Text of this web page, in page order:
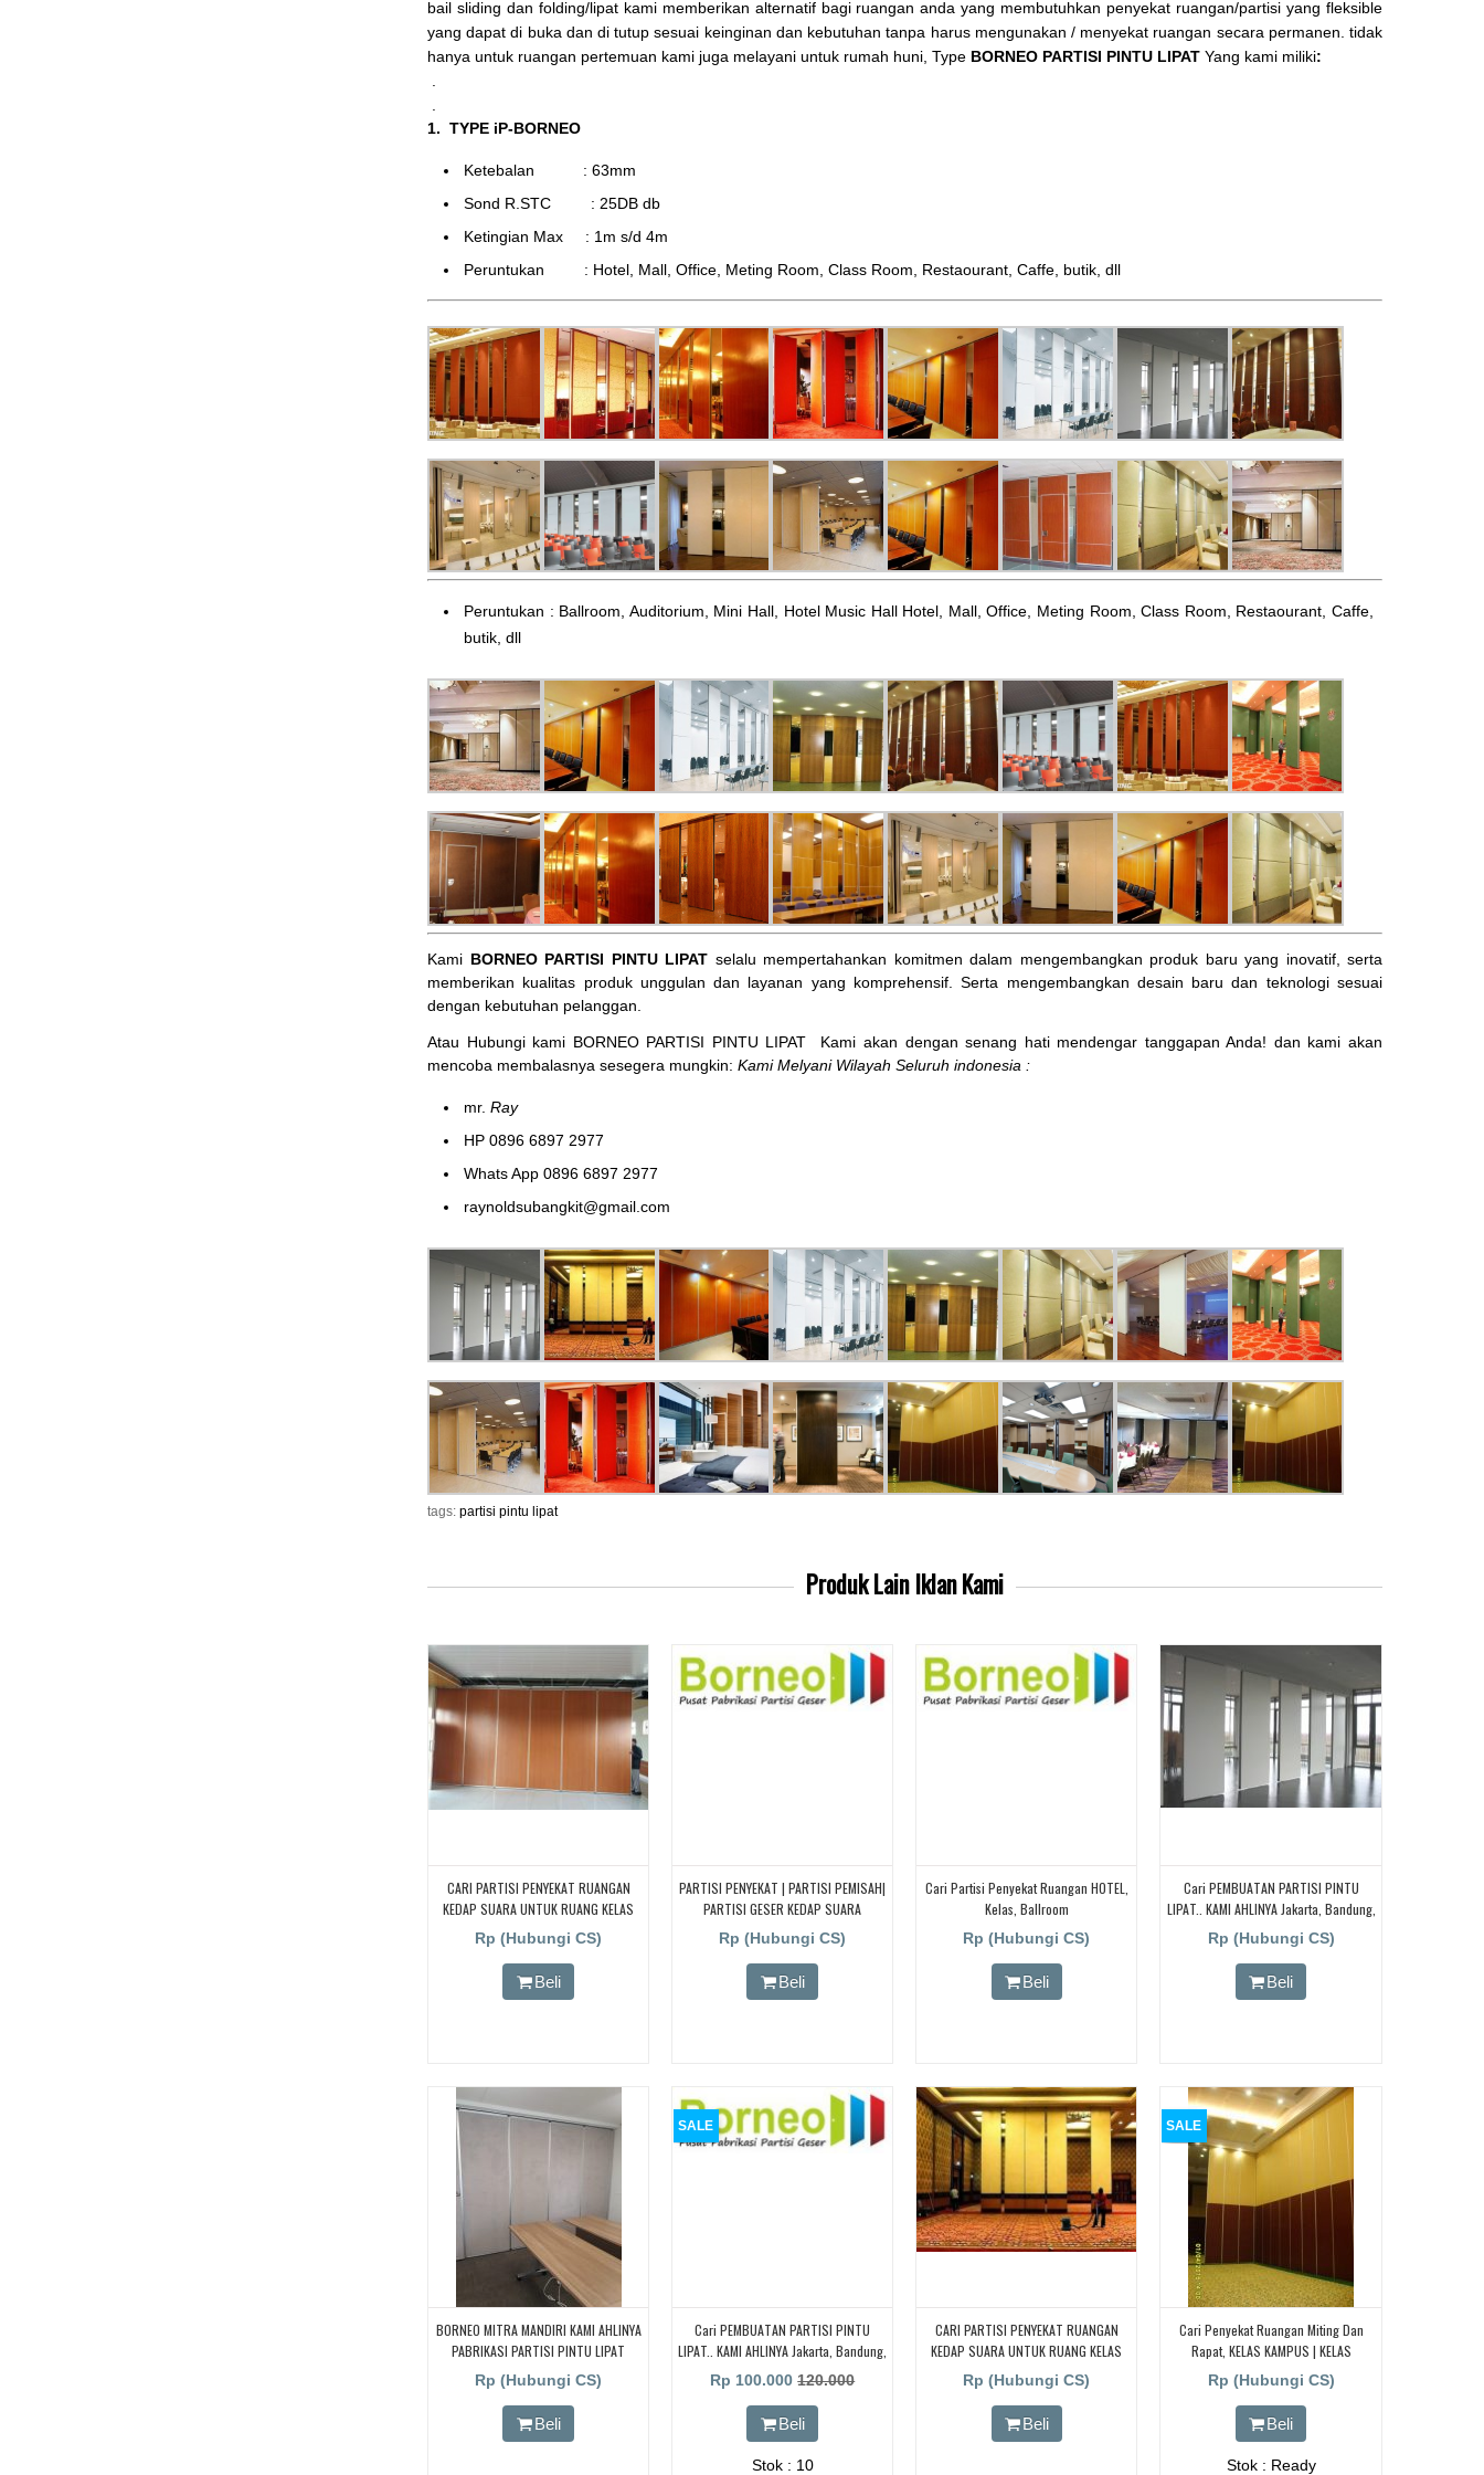
bail sliding dan folding/lipat kami memberikan alternatif bagi ruangan anda yang membutuhkan penyekat ruangan/partisi yang fleksible
yang dapat di buka dan di tutup sesuai keinginan dan kebutuhan tanpa harus mengunakan / menyekat ruangan secara permanen. tidak
hanya untuk ruangan pertemuan kami juga melayani untuk rumah huni, Type BORNEO PARTISI PINTU LIPAT Yang kami miliki:
1. TYPE iP-BORNEO
Ketebalan : 63mm
Sond R.STC : 25DB db
Ketingian Max : 1m s/d 4m
Peruntukan : Hotel, Mall, Office, Meting Room, Class Room, Restaourant, Caffe, butik, dll
Peruntukan : Ballroom, Auditorium, Mini Hall, Hotel Music Hall Hotel, Mall, Office, Meting Room, Class Room, Restaourant, Caffe,
butik, dll
Kami BORNEO PARTISI PINTU LIPAT selalu mempertahankan komitmen dalam mengembangkan produk baru yang inovatif, serta
memberikan kualitas produk unggulan dan layanan yang komprehensif. Serta mengembangkan desain baru dan teknologi sesuai
dengan kebutuhan pelanggan.
Atau Hubungi kami BORNEO PARTISI PINTU LIPAT
Kami akan dengan senang hati mendengar tanggapan Anda! dan kami akan
mencoba membalasnya sesegera mungkin: Kami Melyani Wilayah Seluruh indonesia :
mr. Ray
HP 0896 6897 2977
Whats App 0896 6897 2977
raynoldsubangkit@gmail.com
tags: partisi pintu lipat
Produk LainIklan Kami
CARI PARTISI PENYEKAT RUANGAN
KEDAP SUARA UNTUK RUANG KELAS
KAMPUS, CARI PARTISI PENYEKAT
RUANGAN KEDAP SUARA UNTUK
RUANG KELAS KAMPUS, CARI PARTISI
PENYEKAT RUANGAN KEDAP SUARA
KEDAP SUARA UNTUK RUANG KELAS
KAMPUS
Rp (Hubungi CS)
Beli
PARTISI PENYEKAT | PARTISI PEMISAH|
PARTISI GESER KEDAP SUARA
Rp (Hubungi CS)
Beli
Cari Partisi Penyekat Ruangan HOTEL,
Kelas, Ballroom
Rp (Hubungi CS)
Beli
Cari PEMBUATAN PARTISI PINTU
LIPAT.. KAMI AHLINYA Jakarta, Bandung,
Bekasi, Tangerang, Bogor, Sumatra
Bali Dll. Penyekat Ruangan Redam
Suara.! BORNEO PARTISI PINTU LIPAT,
Cari Partisi Geser/PABRIK BORNEO
Rp (Hubungi CS)
Beli
BORNEO MITRA MANDIRI KAMI AHLINYA
PABRIKASI PARTISI PINTU LIPAT
REDAM SUARA UNTUK RUANG KELAS
Rp (Hubungi CS)
Beli
SALE
Cari PEMBUATAN PARTISI PINTU
LIPAT.. KAMI AHLINYA Jakarta, Bandung,
Bekasi, Tangerang, Bogor, Sumatra
Bali Dll. Penyekat Ruangan Redam
Suara.! BORNEO PARTISI PINTU LIPAT,
Cari Partisi Geser/PABRIK BORNEO
PARTISI PINTU LIPAT,
Rp 100.000120.000
Beli
Stok : 10
CARI PARTISI PENYEKAT RUANGAN
KEDAP SUARA UNTUK RUANG KELAS
KAMPUS, CARI PARTISI PENYEKAT
RUANGAN KEDAP SUARA UNTUK
RUANG KELAS KAMPUS, CARI PARTISI
PENYEKAT RUANGAN KEDAP SUARA
Rp (Hubungi CS)
Beli
SALE
Cari Penyekat Ruangan Miting Dan
Rapat, KELAS KAMPUS | KELAS
SEKOLAH Peredam Suara
Rp (Hubungi CS)
Beli
Stok : Ready